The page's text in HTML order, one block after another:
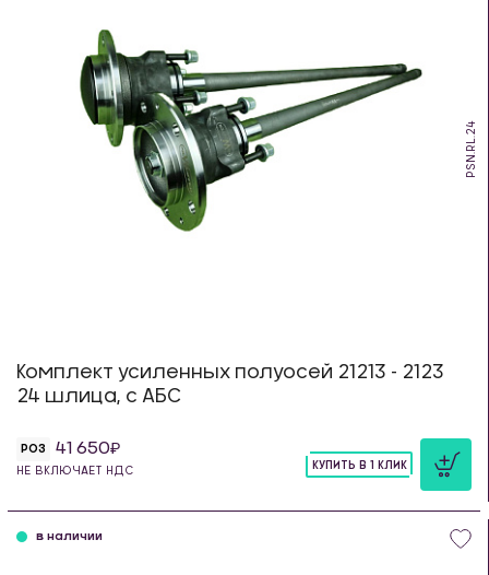
PSN.RL.24
Комплект усиленных полуосей 21213 - 2123
24 шлица, с АБС
РОЗ 41 650
НЕ ВКЛЮЧАЕТ НДС
КУПИТЬ В 1 КЛИК
в наличии